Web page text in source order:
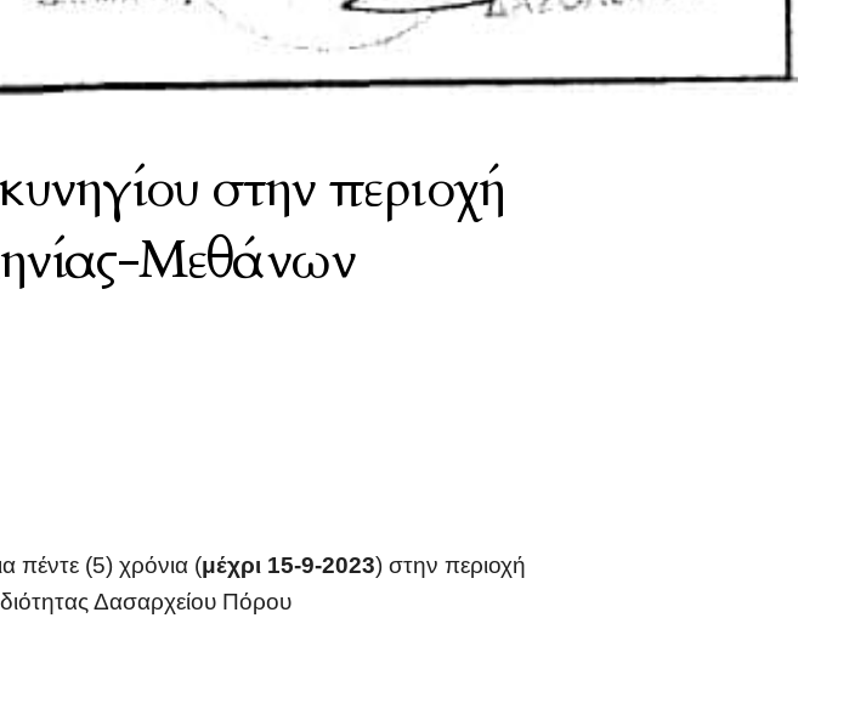
στην περιοχή
Μεθάνων
πέντε (5) χρόνια (μέχρι 15-9-2023) στην περιοχή
Δασαρχείου Πόρου